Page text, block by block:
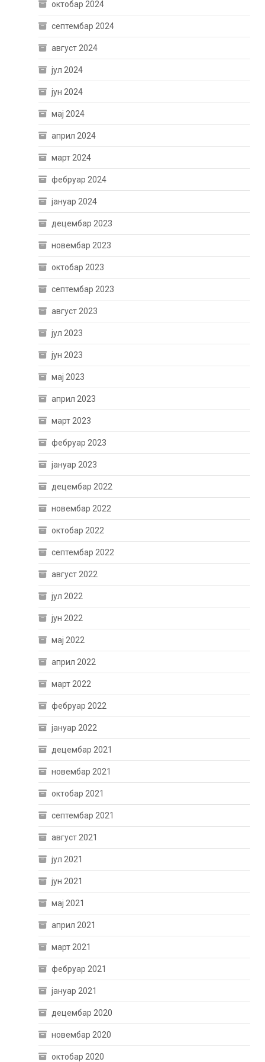
октобар 2024
септембар 2024
август 2024
јул 2024
јун 2024
мај 2024
април 2024
март 2024
фебруар 2024
јануар 2024
децембар 2023
новембар 2023
октобар 2023
септембар 2023
август 2023
јул 2023
јун 2023
мај 2023
април 2023
март 2023
фебруар 2023
јануар 2023
децембар 2022
новембар 2022
октобар 2022
септембар 2022
август 2022
јул 2022
јун 2022
мај 2022
април 2022
март 2022
фебруар 2022
јануар 2022
децембар 2021
новембар 2021
октобар 2021
септембар 2021
август 2021
јул 2021
јун 2021
мај 2021
април 2021
март 2021
фебруар 2021
јануар 2021
децембар 2020
новембар 2020
октобар 2020